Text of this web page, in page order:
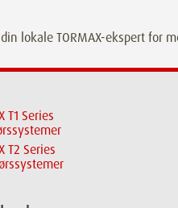
lokale TORMAX-ekspert for
T1 Series
T2 Series